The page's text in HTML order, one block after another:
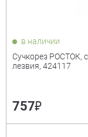
в наличии
Сучкорез РОСТОК,
лезвия, 424117
757₽